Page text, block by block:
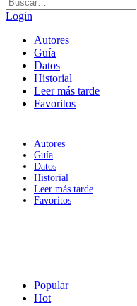
for:
Login
Autores
Guía
Datos
Historial
Leer más tarde
Favoritos
Autores
Guía
Datos
Historial
Leer más tarde
Favoritos
Popular
Hot